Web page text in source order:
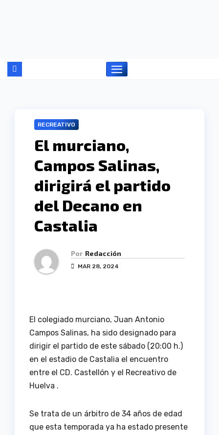
RECREATIVO
El murciano,
Campos Salinas,
dirigirá el partido
del Decano en
Castalia
Por Redacción
MAR 28, 2024
El colegiado murciano, Juan Antonio
Campos Salinas, ha sido designado para
dirigir el partido de este sábado (20:00 h.)
en el estadio de Castalia el encuentro
entre el CD. Castellón y el Recreativo de
Huelva .
Se trata de un árbitro de 34 años de edad
que esta temporada ya ha estado presente